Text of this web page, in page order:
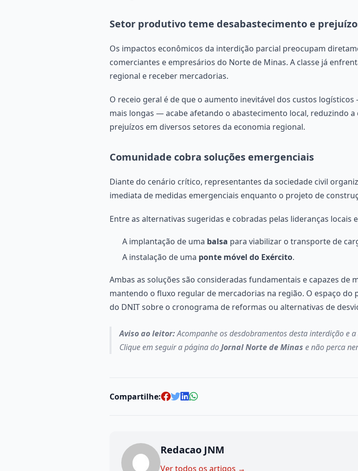
Setor produtivo teme desabastecimento e
Os impactos econômicos da interdição parcial preocupam
comerciantes e empresários do Norte de Minas. A classe já
regional e receber mercadorias.
O receio geral é de que o aumento inevitável dos custos
mais longas — acabe afetando o abastecimento local, reduzindo
prejuízos em diversos setores da economia regional.
Comunidade cobra soluções emergenciais
Diante do cenário crítico, representantes da sociedade civil
imediata de medidas emergenciais enquanto o projeto de
Entre as alternativas sugeridas e cobradas pelas lideranças locais
A implantação de uma balsa para viabilizar o transporte de
A instalação de uma ponte móvel do Exército.
Ambas as soluções são consideradas fundamentais e capazes
mantendo o fluxo regular de mercadorias na região. O espaço
do DNIT sobre o cronograma de reformas ou alternativas de
Aviso ao leitor:Acompanhe os desdobramentos desta interdição e
Clique em seguir a página doJornal Norte de Minas e não perca
Compartilhe:
Redacao JNM
Ver todos os artigos →